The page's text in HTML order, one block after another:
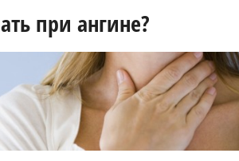
при ангине?